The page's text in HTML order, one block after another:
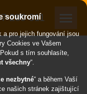
289 311
soukromí
a pro jejich fungování jsou
Cookies ve Vašem
s tím souhlasíte,
všechny“.
nezbytné“ a během Vaší
našich stránek zajištující